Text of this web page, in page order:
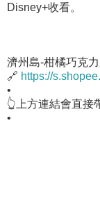
Disney+收看。
濟州島-柑橘巧克
🔗 https://
•
👆上方連結會直接
•